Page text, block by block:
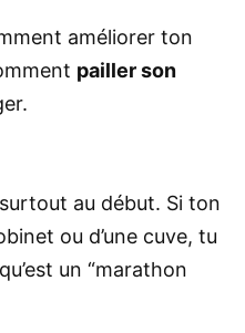
améliorer ton
pailler son
au début. Si ton
ou d’une cuve, tu
un “marathon